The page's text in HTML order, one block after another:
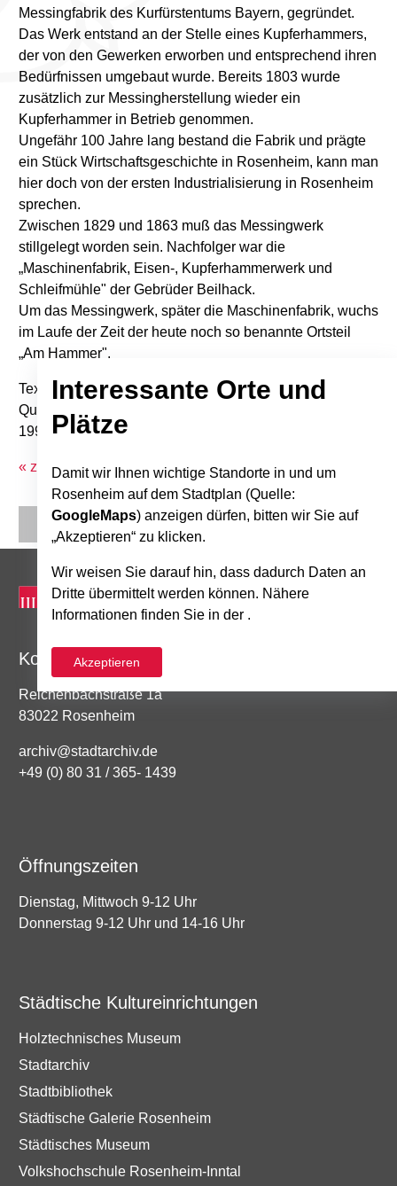
Messingfabrik des Kurfürstentums Bayern, gegründet.
Das Werk entstand an der Stelle eines Kupferhammers,
der von den Gewerken erworben und entsprechend ihren
Bedürfnissen umgebaut wurde. Bereits 1803 wurde
zusätzlich zur Messingherstellung wieder ein
Kupferhammer in Betrieb genommen.
Ungefähr 100 Jahre lang bestand die Fabrik und prägte
ein Stück Wirtschaftsgeschichte in Rosenheim, kann man
hier doch von der ersten Industrialisierung in Rosenheim
sprechen.
Zwischen 1829 und 1863 muß das Messingwerk
stillgelegt worden sein. Nachfolger war die
„Maschinenfabrik, Eisen-, Kupferhammerwerk und
Schleifmühle" der Gebrüder Beilhack.
Um das Messingwerk, später die Maschinenfabrik, wuchs
im Laufe der Zeit der heute noch so benannte Ortsteil
„Am Hammer".
Text: Ingeborg Armbrüster
Quelle: Stadtkalender "Bilder aus Alt-Rosenheim",
1995/7
« zurück zur Übersicht
Interessante Orte und
Plätze
Damit wir Ihnen wichtige Standorte in und um
Rosenheim auf dem Stadtplan (Quelle:
GoogleMaps) anzeigen dürfen, bitten wir Sie auf
„Akzeptieren“ zu klicken.
Wir weisen Sie darauf hin, dass dadurch Daten an
Dritte übermittelt werden können. Nähere
Informationen finden Sie in der .
Akzeptieren
Kontakt
Reichenbachstraße 1a
83022 Rosenheim
archiv@stadtarchiv.de
+49 (0) 80 31 / 365- 1439
Öffnungszeiten
Dienstag, Mittwoch 9-12 Uhr
Donnerstag 9-12 Uhr und 14-16 Uhr
Städtische Kultureinrichtungen
Holztechnisches Museum
Stadtarchiv
Stadtbibliothek
Städtische Galerie Rosenheim
Städtisches Museum
Volkshochschule Rosenheim-Inntal